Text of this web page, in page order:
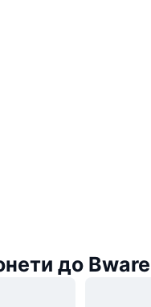
до Bware